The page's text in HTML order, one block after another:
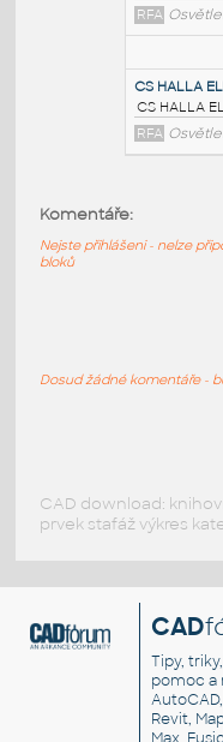
RFA
CS
CS
Komentáře:
Nejste přihlášeni - nelze
bloků
Dosud žádné komentáře -
CAD download:
prvek stafáž výkres
CAD
Tipy,
pomoc a
Revit,